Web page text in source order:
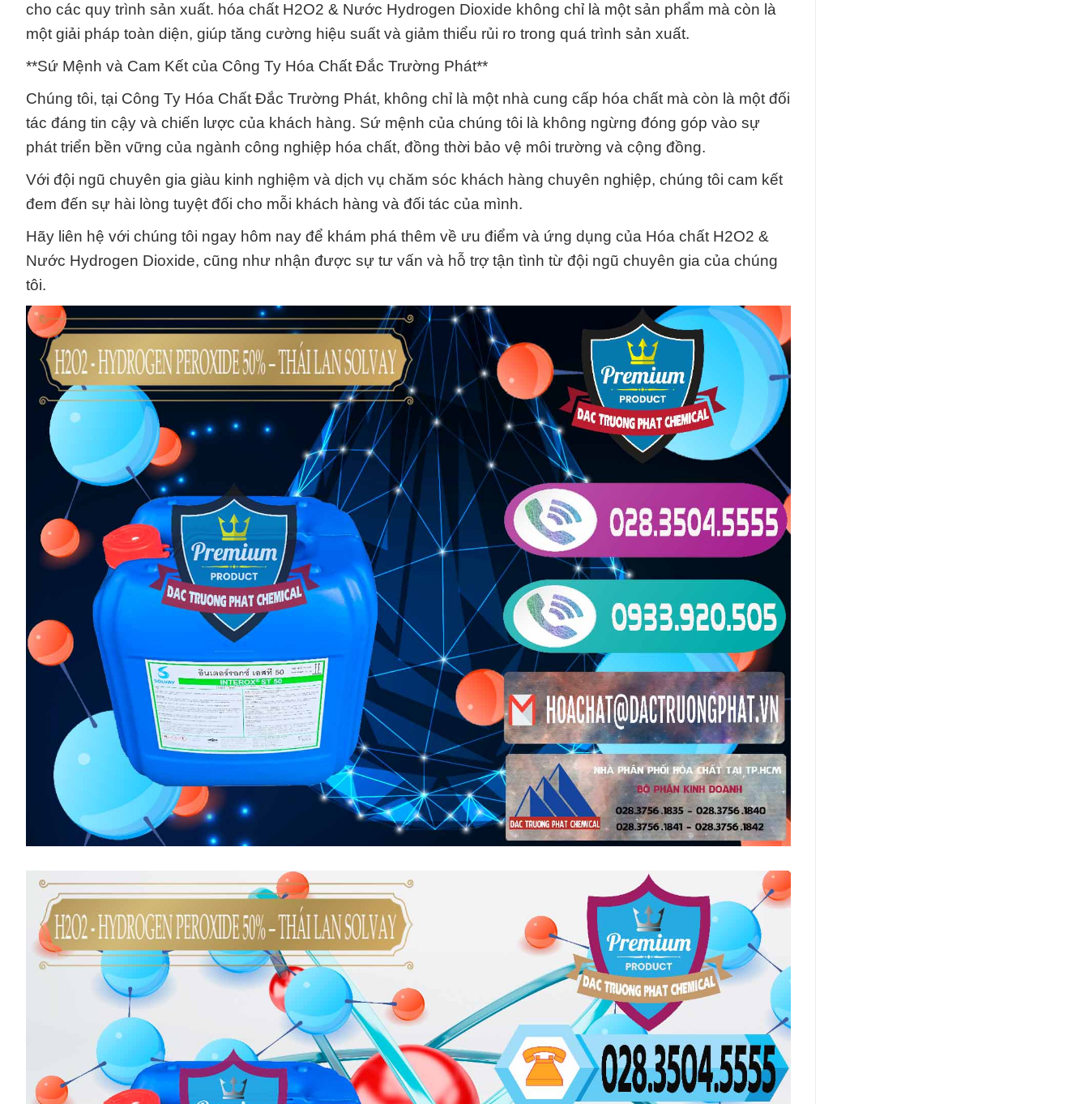
cho các quy trình sản xuất. hóa chất H2O2 & Nước Hydrogen Dioxide không chỉ là một sản phẩm mà còn là
một giải pháp toàn diện, giúp tăng cường hiệu suất và giảm thiểu rủi ro trong quá trình sản xuất.
**Sứ Mệnh và Cam Kết của Công Ty Hóa Chất Đắc Trường Phát**
Chúng tôi, tại Công Ty Hóa Chất Đắc Trường Phát, không chỉ là một nhà cung cấp hóa chất mà còn là một đối
tác đáng tin cậy và chiến lược của khách hàng. Sứ mệnh của chúng tôi là không ngừng đóng góp vào sự
phát triển bền vững của ngành công nghiệp hóa chất, đồng thời bảo vệ môi trường và cộng đồng.
Với đội ngũ chuyên gia giàu kinh nghiệm và dịch vụ chăm sóc khách hàng chuyên nghiệp, chúng tôi cam kết
đem đến sự hài lòng tuyệt đối cho mỗi khách hàng và đối tác của mình.
Hãy liên hệ với chúng tôi ngay hôm nay để khám phá thêm về ưu điểm và ứng dụng của Hóa chất H2O2 &
Nước Hydrogen Dioxide, cũng như nhận được sự tư vấn và hỗ trợ tận tình từ đội ngũ chuyên gia của chúng
tôi.